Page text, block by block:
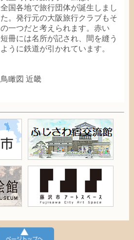
全国各地で旅行団体が誕生 しまし
た。 発行元の大阪旅行クラブもそ
の一つだと考えられます。 赤い
短冊には名所が記され、 間 を縫 う
ように鉄道が引 かれています。
鳥瞰図 近畿